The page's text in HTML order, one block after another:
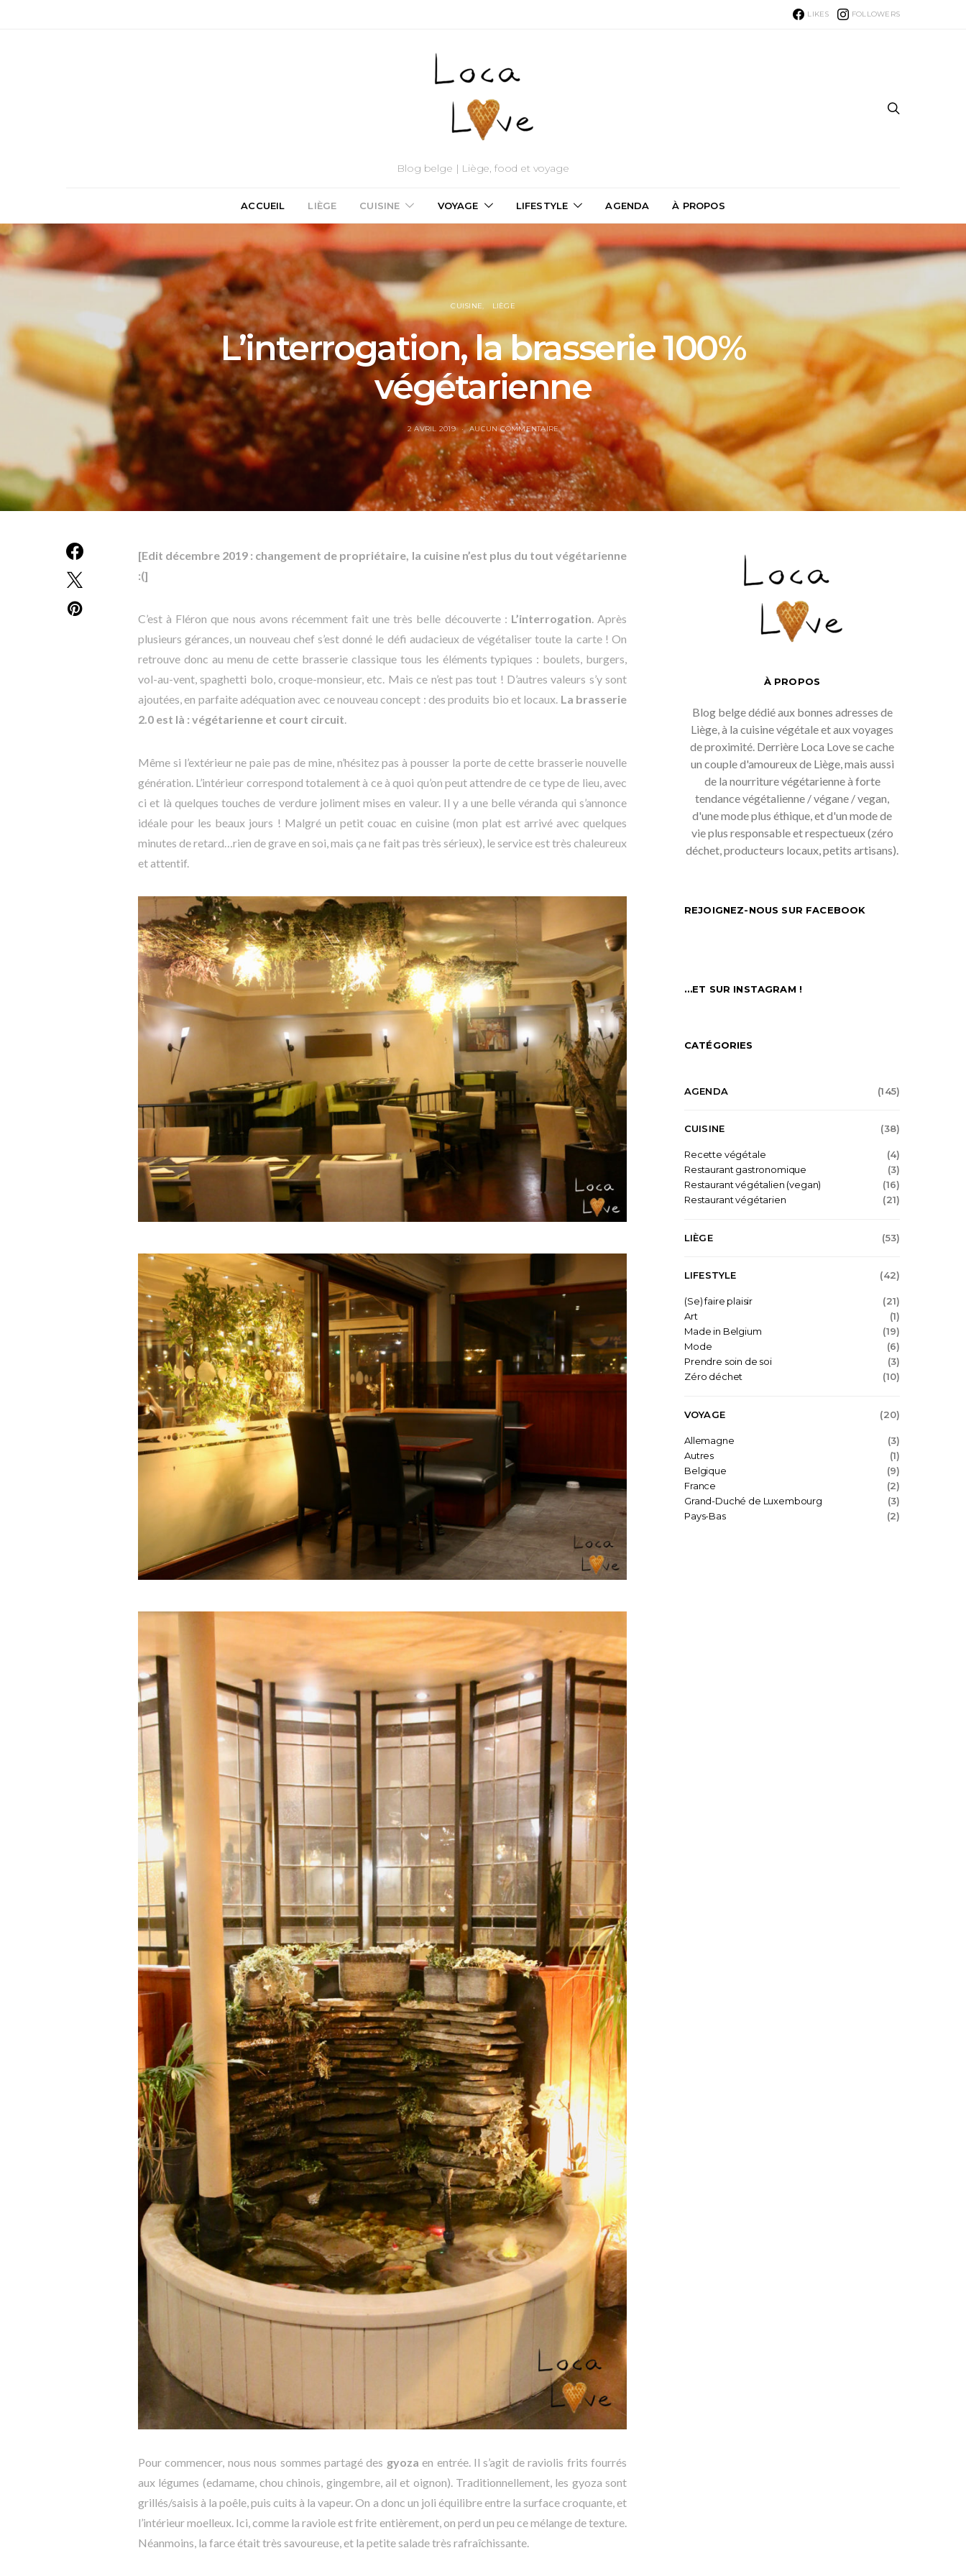
LIKES FOLLOWERS
Blog belge | Liège, food et voyage
ACCUEIL LIÈGE CUISINE VOYAGE LIFESTYLE AGENDA À PROPOS
CUISINE LIÈGE
L’interrogation, la brasserie 100%
végétarienne
2 AVRIL 2019 AUCUN COMMENTAIRE
[Edit décembre 2019 : changement de propriétaire, la cuisine n’est plus du tout végétarienne
:(]
C’est à Fléron que nous avons récemment fait une très belle découverte : L’interrogation. Après
plusieurs gérances, un nouveau chef s’est donné le défi audacieux de végétaliser toute la carte ! On
retrouve donc au menu de cette brasserie classique tous les éléments typiques : boulets, burgers,
vol-au-vent, spaghetti bolo, croque-monsieur, etc. Mais ce n’est pas tout ! D’autres valeurs s’y sont
ajoutées, en parfaite adéquation avec ce nouveau concept : des produits bio et locaux. La brasserie
2.0 est là : végétarienne et court circuit.
Même si l’extérieur ne paie pas de mine, n’hésitez pas à pousser la porte de cette brasserie nouvelle
génération. L’intérieur correspond totalement à ce à quoi qu’on peut attendre de ce type de lieu, avec
ci et là quelques touches de verdure joliment mises en valeur. Il y a une belle véranda qui s’annonce
idéale pour les beaux jours ! Malgré un petit couac en cuisine (mon plat est arrivé avec quelques
minutes de retard…rien de grave en soi, mais ça ne fait pas très sérieux), le service est très chaleureux
et attentif.
Pour commencer, nous nous sommes partagé des gyoza en entrée. Il s’agit de raviolis frits fourrés
aux légumes (edamame, chou chinois, gingembre, ail et oignon). Traditionnellement, les gyoza sont
grillés/saisis à la poêle, puis cuits à la vapeur. On a donc un joli équilibre entre la surface croquante, et
l’intérieur moelleux. Ici, comme la raviole est frite entièrement, on perd un peu ce mélange de texture.
Néanmoins, la farce était très savoureuse, et la petite salade très rafraîchissante.
À PROPOS
Blog belge dédié aux bonnes adresses de
Liège, à la cuisine végétale et aux voyages
de proximité. Derrière Loca Love se cache
un couple d'amoureux de Liège, mais aussi
de la nourriture végétarienne à forte
tendance végétalienne / végane / vegan,
d'une mode plus éthique, et d'un mode de
vie plus responsable et respectueux (zéro
déchet, producteurs locaux, petits artisans).
REJOIGNEZ-NOUS SUR FACEBOOK
…ET SUR INSTAGRAM !
CATÉGORIES
AGENDA (145)
CUISINE (38)
Recette végétale
(4)
Restaurant gastronomique
(3)
Restaurant végétalien (vegan)
(16)
Restaurant végétarien
(21)
LIÈGE (53)
LIFESTYLE (42)
(Se) faire plaisir
(21)
Art
(1)
Made in Belgium
(19)
Mode
(6)
Prendre soin de soi
(3)
Zéro déchet
(10)
VOYAGE (20)
Allemagne
(3)
Autres
(1)
Belgique
(9)
France
(2)
Grand-Duché de Luxembourg
(3)
Pays-Bas
(2)